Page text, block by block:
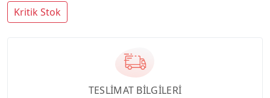
Kritik Stok
TESLİMAT BİLGİLERİ